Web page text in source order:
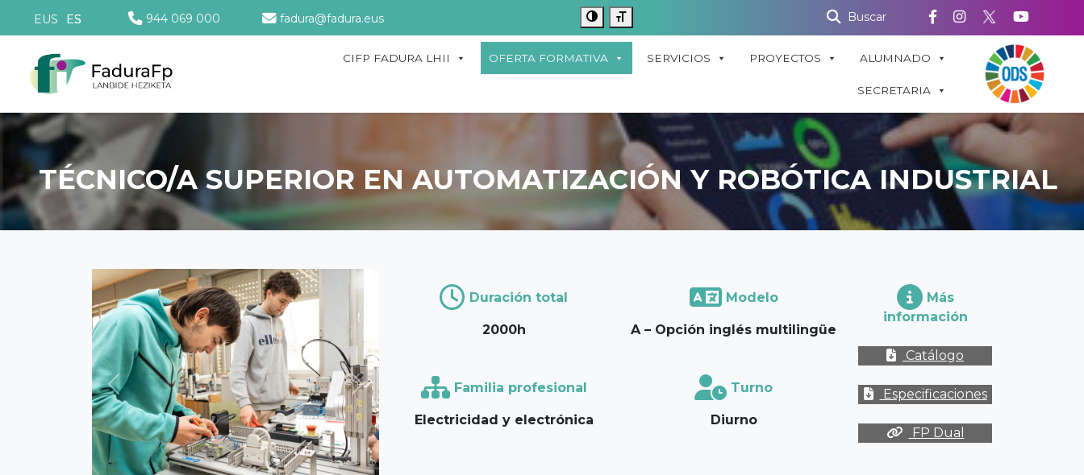
EUS ES 944 069 000 fadura@fadura.eus Buscar
CIFP FADURA LHII OFERTA FORMATIVA SERVICIOS PROYECTOS ALUMNADO
SECRETARIA
TÉCNICO/A SUPERIOR EN AUTOMATIZACIÓN Y ROBÓTICA INDUSTRIAL
Previous Next
Duración total
2000h
Familia profesional
Electricidad y electrónica
Modelo
A – Opción inglés multilingüe
Turno
Diurno
Más
información
Catálogo
Especificaciones
FP Dual